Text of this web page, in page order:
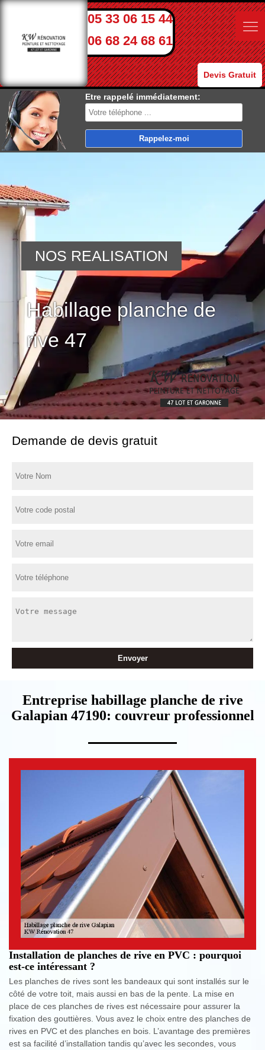
05 33 06 15 44
06 68 24 68 61
Devis Gratuit
Etre rappelé immédiatement:
Habillage planche de
rive 47
NOS REALISATION
Demande de devis gratuit
Entreprise habillage planche de rive
Galapian 47190: couvreur professionnel
Installation de planches de rive en PVC : pourquoi
est-ce intéressant ?
Les planches de rives sont les bandeaux qui sont installés sur le
côté de votre toit, mais aussi en bas de la pente. La mise en
place de ces planches de rives est nécessaire pour assurer la
fixation des gouttières. Vous avez le choix entre des planches de
rives en PVC et des planches en bois. L’avantage des premières
est sa facilité d’installation tandis qu’avec les secondes, vous